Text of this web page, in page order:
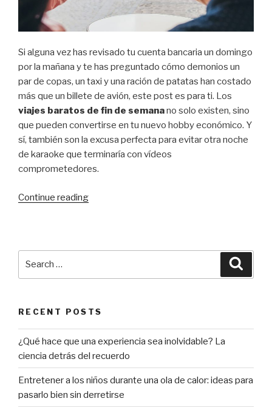
Si alguna vez has revisado tu cuenta bancaria un domingo
por la mañana y te has preguntado cómo demonios un
par de copas, un taxi y una ración de patatas han costado
más que un billete de avión, este post es para ti. Los
viajes baratos de fin de semanano solo existen, sino
que pueden convertirse en tu nuevo hobby económico. Y
sí, también son la excusa perfecta para evitar otra noche
de karaoke que terminaría con vídeos
comprometedores.
Continue reading“Viajes
cuestan
menos
que
una
noche
de
fiesta”
RECENT POSTS
¿Qué hace que una experiencia sea inolvidable? La
ciencia detrás del recuerdo
Entretener a los niños durante una ola de calor: ideas para
pasarlo bien sin derretirse